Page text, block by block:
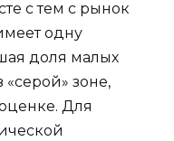
с тем с рынок
одну
доля малых
зоне,
Для